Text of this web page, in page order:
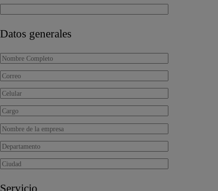
Datos generales
Servicio